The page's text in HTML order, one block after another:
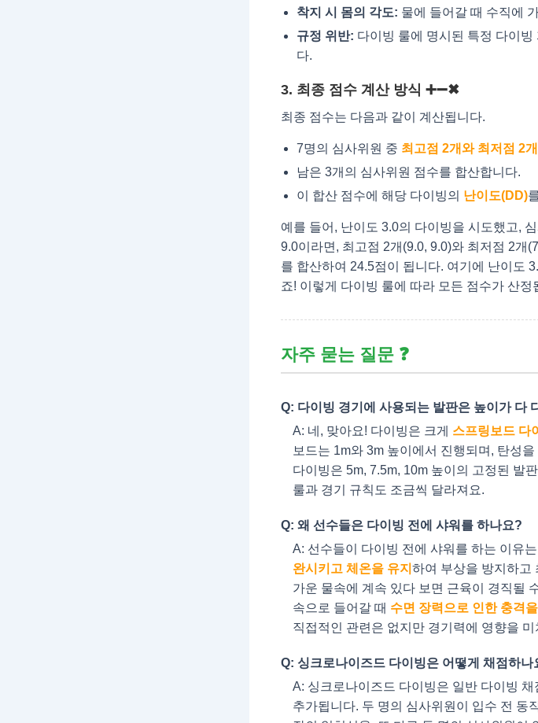
착지 시 몸의 각도: 물에 들어갈 때 수직에
규정 위반: 다이빙 룰에 명시된 특정 다이
다.
3. 최종 점수 계산 방식 ➕➖✖
최종 점수는 다음과 같이 계산됩니다.
7명의 심사위원 중 최고점 2개와 최저점 2개
남은 3개의 심사위원 점수를 합산합니다.
이 합산 점수에 해당 다이빙의 난이도(DD)
예를 들어, 난이도 3.0의 다이빙을 시도했고,
9.0이라면, 최고점 2개(9.0, 9.0)와 최저점 2개
를 합산하여 24.5점이 됩니다. 여기에 난이도
죠! 이렇게 다이빙 룰에 따라 모든 점수가 산정
자주 묻는 질문 ❓
Q: 다이빙 경기에 사용되는 발판은 높이가 다
A: 네, 맞아요! 다이빙은 크게 스프링보드 다
보드는 1m와 3m 높이에서 진행되며, 탄성
다이빙은 5m, 7.5m, 10m 높이의 고정된 발
룰과 경기 규칙도 조금씩 달라져요.
Q: 왜 선수들은 다이빙 전에 샤워를 하나요?
A: 선수들이 다이빙 전에 샤워를 하는 이유
완시키고 체온을 유지 하여 부상을 방지하고
가운 물속에 계속 있다 보면 근육이 경직될
속으로 들어갈 때 수면 장력으로 인한 충격
직접적인 관련은 없지만 경기력에 영향을
Q: 싱크로나이즈드 다이빙은 어떻게 채점하나
A: 싱크로나이즈드 다이빙은 일반 다이빙 채
추가됩니다. 두 명의 심사위원이 입수 전 동